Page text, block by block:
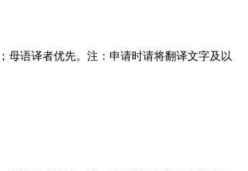
母语译者优先。注：申请时请将翻译文字及以